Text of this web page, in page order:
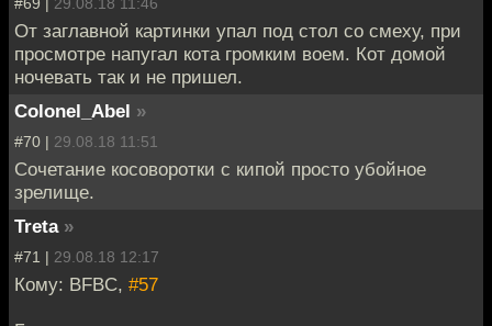
От заглавной картинки упал под стол со смеху, при
просмотре напугал кота громким воем. Кот домой
ночевать так и не пришел.
Colonel_Abel »
#70 | 29.08.18 11:51
Сочетание косоворотки с кипой просто убойное
зрелище.
Treta »
#71 | 29.08.18 12:17
Кому: BFBC, #57